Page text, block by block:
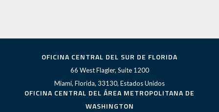
OFICINA CENTRAL DEL SUR DE FLORIDA
66 West Flagler, Suite 1200
Miami, Florida, 33130, Estados Unidos
OFICINA CENTRAL DEL ÁREA METROPOLITANA DE
WASHINGTON